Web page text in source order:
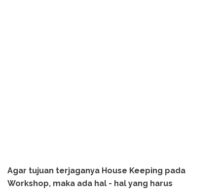
Agar tujuan terjaganya House Keeping pada
Workshop, maka ada hal - hal yang harus